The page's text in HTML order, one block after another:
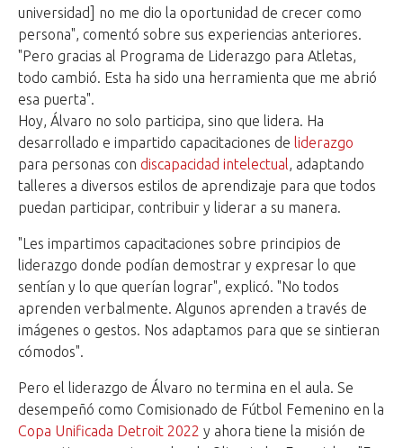
universidad] no me dio la oportunidad de crecer como
persona", comentó sobre sus experiencias anteriores.
"Pero gracias al Programa de Liderazgo para Atletas,
todo cambió. Esta ha sido una herramienta que me abrió
esa puerta".
Hoy, Álvaro no solo participa, sino que lidera. Ha
desarrollado e impartido capacitaciones de liderazgo
para personas con discapacidad intelectual, adaptando
talleres a diversos estilos de aprendizaje para que todos
puedan participar, contribuir y liderar a su manera.
"Les impartimos capacitaciones sobre principios de
liderazgo donde podían demostrar y expresar lo que
sentían y lo que querían lograr", explicó. "No todos
aprenden verbalmente. Algunos aprenden a través de
imágenes o gestos. Nos adaptamos para que se sintieran
cómodos".
Pero el liderazgo de Álvaro no termina en el aula. Se
desempeñó como Comisionado de Fútbol Femenino en la
Copa Unificada Detroit 2022 y ahora tiene la misión de